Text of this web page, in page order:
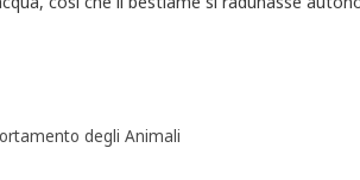
degli Animali